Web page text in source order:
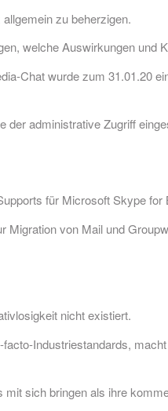
zu beherzigen.
welche Auswirkungen und
Chat wurde zum 31.01.20
administrative Zugriff
für Microsoft Skype
Migration von Mail und
nicht existiert.
Industriestandards,
sich bringen als ihre